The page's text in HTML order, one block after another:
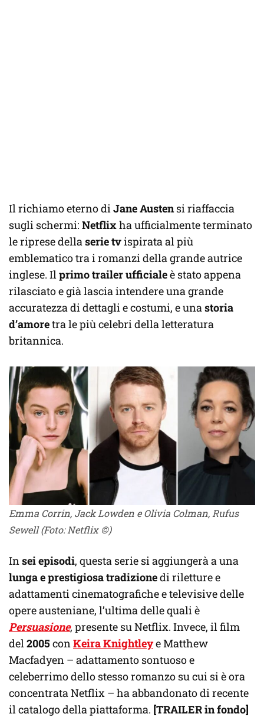
Il richiamo eterno di Jane Austensi riaffaccia
sugli schermi: Netflixha ufficialmente terminato
le riprese della serie tvispirata al più
emblematico tra i romanzi della grande autrice
inglese. Il primo trailer ufficialeè stato appena
rilasciato e già lascia intendere una grande
accuratezza di dettagli e costumi, e una storia
d’amoretra le più celebri della letteratura
britannica.
Emma Corrin, Jack Lowden e Olivia Colman, Rufus
Sewell(Foto: Netflix ©)
In sei episodi, questa serie si aggiungerà a una
lunga e prestigiosa tradizionedi riletture e
adattamenti cinematografiche e televisive delle
opere austeniane, l’ultima delle quali è
Persuasione, presente su Netflix. Invece, il film
del 2005 con Keira Knightleye Matthew
Macfadyen – adattamento sontuoso e
celeberrimo dello stesso romanzo su cui si è ora
concentrata Netflix – ha abbandonato di recente
il catalogo della piattaforma. [TRAILER in fondo]